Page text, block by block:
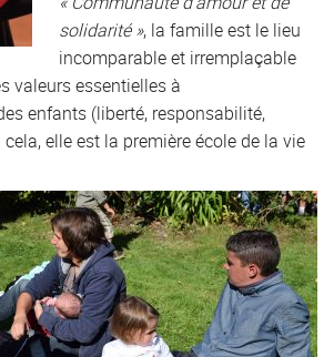
solidarité », la famille est le lieu
incomparable et irremplaçable
valeurs essentielles à
enfants (liberté, responsabilité,
cela, elle est la première école de la vie